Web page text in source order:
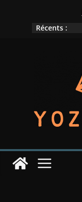
Récents :